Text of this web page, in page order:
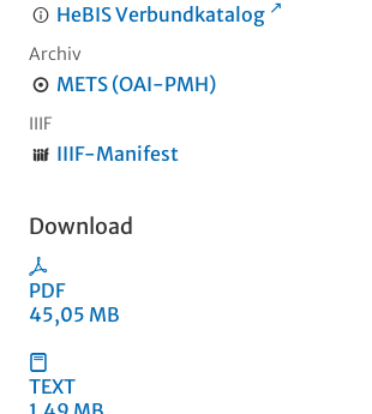
HeBIS Verbundkatalog
Archiv
METS (OAI-PMH)
IIIF
IIIF-Manifest
Download
PDF
45,05 MB
TEXT